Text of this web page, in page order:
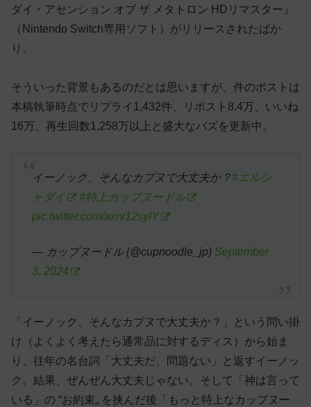
ダイ・アセンション オブ ザ メタトロン HDリマスター』
（Nintendo Switch専用ソフト）がリリースされたばか
り。
そういった背景もあるのだとは思いますが、件のポストは
本稿執筆時点でリプライ1,432件、リポスト8.4万、いいね
16万、再生回数1,258万以上と盛大なバズを更新中。
イーノック、そんなカプヌで大丈夫か？#エルシ
ャダイ
#特上カップヌードル
pic.twitter.com/axrv12syIY
— カップヌードル (@cupnoodle_jp) September
3, 2024
「イーノック、そんなカプヌで大丈夫か？」という問い掛
け（よくよく考えたら通常品に対するディス）から始ま
り、往年の名台詞「大丈夫だ、問題ない」と返すイーノッ
ク。結果、ぜんぜん大丈夫じゃない。そして「神は言って
いる」の “お約束„ を挟んだ後「もっと特上なカップヌー